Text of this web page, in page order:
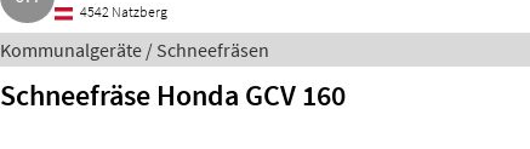
4542 Natzberg
Kommunalgeräte / Schneefräsen
Schneefräse Honda GCV 160